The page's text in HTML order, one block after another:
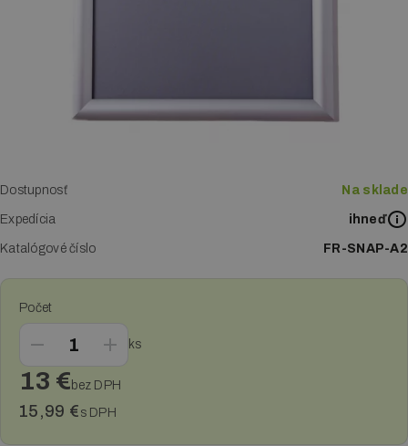
Digitálna tlač
Tlač katalógov a kalendárov
Tlač letákov
Veľkoplošná tlač
Tlač plagátov
Dostupnosť Na sklade
Expedícia ihneď
Katalógové číslo FR-SNAP-A2
Počet
ks
13 € bez DPH
15,99 € s DPH